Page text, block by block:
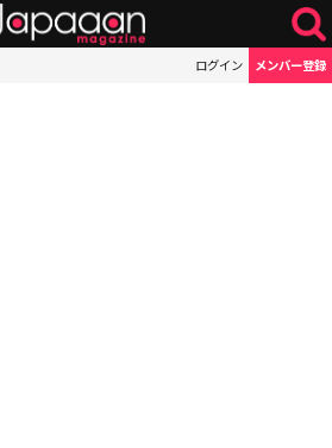
ログイン メンバー登録